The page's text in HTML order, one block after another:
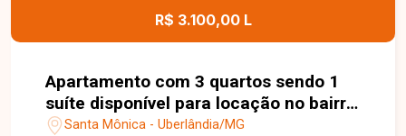
em contato com a Delta Imóveis e agende sua
visita. Nossa equipe está pronta para apresentar
encontrar o lar ideal para viver com conforto e
qualidade de vida.
R$ 3.100,00 L
Apartamento com 3 quartos sendo 1
suíte disponível para locação no bairro
Santa Mônica em Uberlândia-MG
Santa Mônica - Uberlândia/MG